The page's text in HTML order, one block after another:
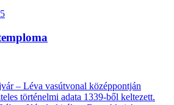
– Léva vasútvonal középpontján
történelmi adata 1339-ből keltezett.